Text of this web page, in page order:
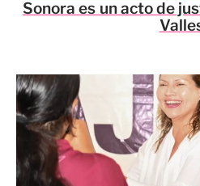
Sonora es un acto de